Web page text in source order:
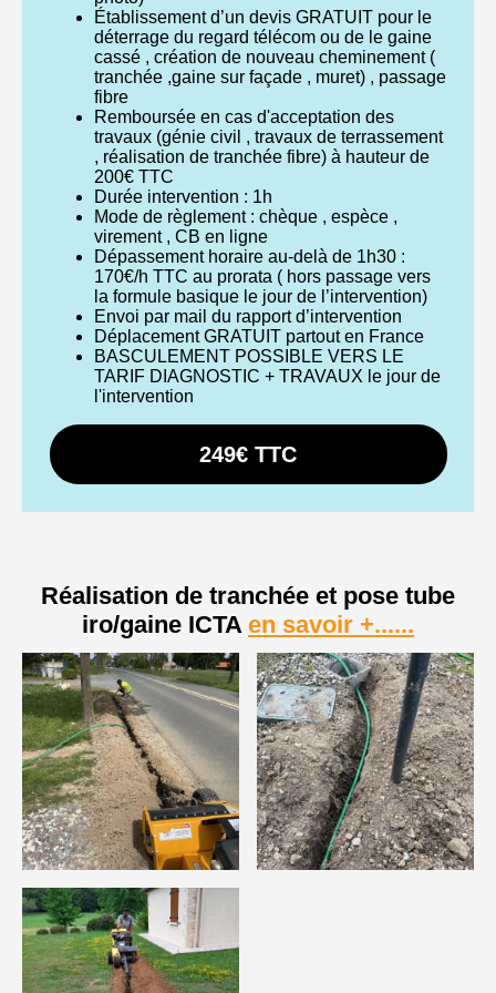
Établissement d’un devis GRATUIT pour le
déterrage du regard télécom ou de le gaine
cassé , création de nouveau cheminement (
tranchée ,gaine sur façade , muret) , passage
fibre
Remboursée en cas d'acceptation des
travaux (génie civil , travaux de terrassement
, réalisation de tranchée fibre) à hauteur de
200€ TTC
Durée intervention : 1h
Mode de règlement : chèque , espèce ,
virement , CB en ligne
Dépassement horaire au-delà de 1h30 :
170€/h TTC au prorata ( hors passage vers
la formule basique le jour de l’intervention)
Envoi par mail du rapport d’intervention
Déplacement GRATUIT partout en France
BASCULEMENT POSSIBLE VERS LE
TARIF DIAGNOSTIC + TRAVAUX le jour de
l'intervention
249€ TTC
Réalisation de tranchée et pose tube
iro/gaine ICTA en savoir +......